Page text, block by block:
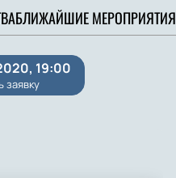
БЛИЖАЙШИЕ МЕРОПРИЯТИЯ